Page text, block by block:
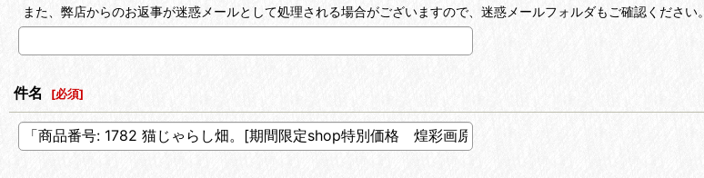
また、弊店からのお返事が迷惑メールとして処理される場合がございますので、迷惑メールフォルダもご確認ください。
件名 [必須]